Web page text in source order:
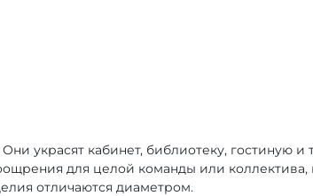
украсят кабинет, библиотеку, гостиную и
для целой команды или
отличаются диаметром.